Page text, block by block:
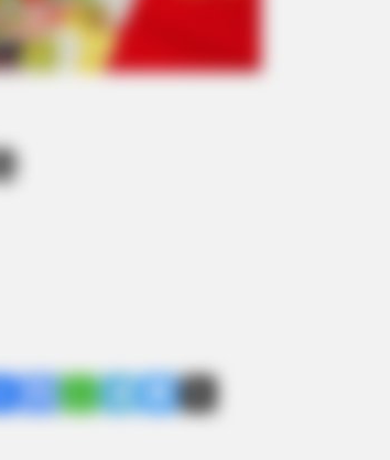
ShareFacebookWhatsAppTelegramMessenger
X